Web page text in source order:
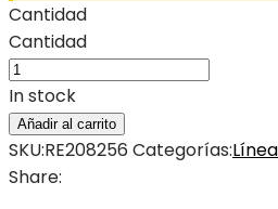
Cantidad
Cantidad
In stock
Añadir al carrito
SKU:RE208256 Categorías:
Share: